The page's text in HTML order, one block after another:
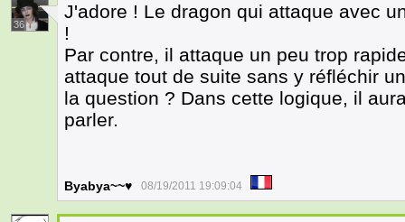
36
J'adore ! Le dragon qui attaque avec
!
Par contre, il attaque un peu trop
attaque tout de suite sans y réfléchir
la question ? Dans cette logique, il
parler.
Byabya~~♥ 08/19/2011 19:09:04